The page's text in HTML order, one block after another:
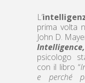
L’
prima volta
John D.
psicologo
con il libro “
e perché